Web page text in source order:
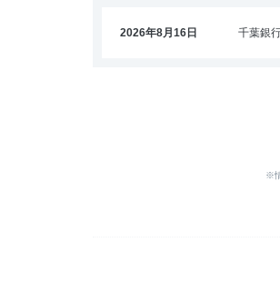
2026年8月16日 千葉銀
※